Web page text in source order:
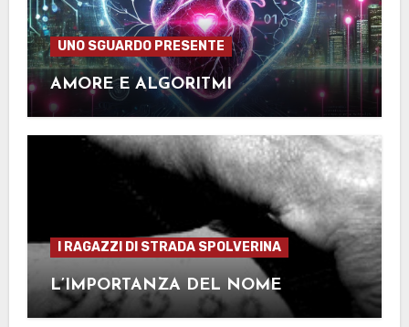
UNO SGUARDO PRESENTE
AMORE E ALGORITMI
I RAGAZZI DI STRADA SPOLVERINA
L’IMPORTANZA DEL NOME